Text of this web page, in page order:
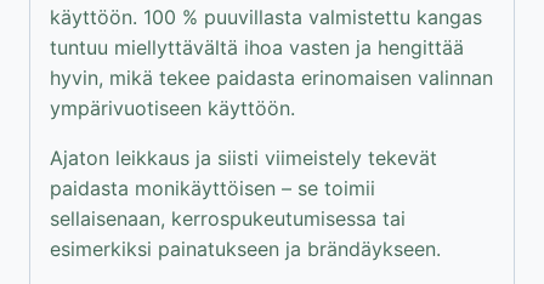
käyttöön. 100 % puuvillasta valmistettu kangas
tuntuu miellyttävältä ihoa vasten ja hengittää
hyvin, mikä tekee paidasta erinomaisen valinnan
ympärivuotiseen käyttöön.
Ajaton leikkaus ja siisti viimeistely tekevät
paidasta monikäyttöisen – se toimii
sellaisenaan, kerrospukeutumisessa tai
esimerkiksi painatukseen ja brändäykseen.